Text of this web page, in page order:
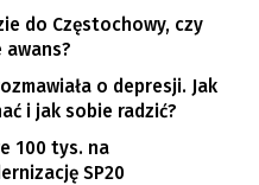
do Częstochowy, czy
awans?
o depresji. Jak
i jak sobie radzić?
100 tys. na
SP20